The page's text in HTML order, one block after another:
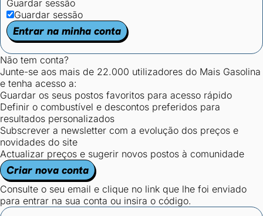
Guardar sessão
Guardar sessão
Entrar na minha conta
Não tem conta?
Junte-se aos mais de 22.000 utilizadores do Mais Gasolina
e tenha acesso a:
Guardar os seus postos favoritos para acesso rápido
Definir o combustível e descontos preferidos para
resultados personalizados
Subscrever a newsletter com a evolução dos preços e
novidades do site
Actualizar preços e sugerir novos postos à comunidade
Criar nova conta
Consulte o seu email e clique no link que lhe foi enviado
para entrar na sua conta ou insira o código.